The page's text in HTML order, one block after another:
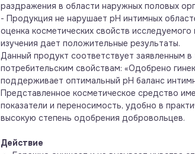
раздражения в области наружных половых
- Продукция не нарушает рН интимных
оценка косметических свойств
изучения дает положительные результаты.
Данный продукт соответствует заявленным в
потребительским свойствам: «Одобрено
поддерживает оптимальный рН баланс
Представленное косметическое средство
показатели и переносимость, удобно в
высокую степень одобрения добровольцев.
Действие